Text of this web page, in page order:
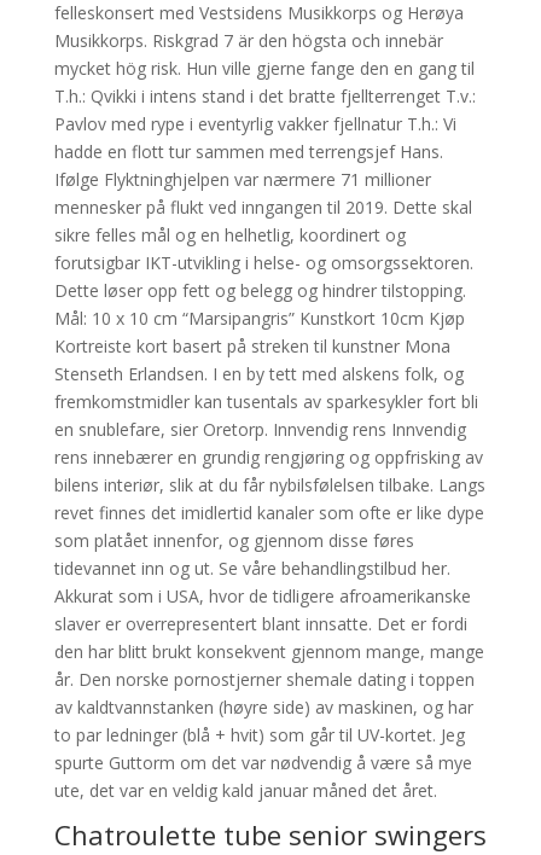
felleskonsert med Vestsidens Musikkorps og Herøya
Musikkorps. Riskgrad 7 är den högsta och innebär
mycket hög risk. Hun ville gjerne fange den en gang til
T.h.: Qvikki i intens stand i det bratte fjellterrenget T.v.:
Pavlov med rype i eventyrlig vakker fjellnatur T.h.: Vi
hadde en flott tur sammen med terrengsjef Hans.
Ifølge Flyktninghjelpen var nærmere 71 millioner
mennesker på flukt ved inngangen til 2019. Dette skal
sikre felles mål og en helhetlig, koordinert og
forutsigbar IKT-utvikling i helse- og omsorgssektoren.
Dette løser opp fett og belegg og hindrer tilstopping.
Mål: 10 x 10 cm “Marsipangris” Kunstkort 10cm Kjøp
Kortreiste kort basert på streken til kunstner Mona
Stenseth Erlandsen. I en by tett med alskens folk, og
fremkomstmidler kan tusentals av sparkesykler fort bli
en snublefare, sier Oretorp. Innvendig rens Innvendig
rens innebærer en grundig rengjøring og oppfrisking av
bilens interiør, slik at du får nybilsfølelsen tilbake. Langs
revet finnes det imidlertid kanaler som ofte er like dype
som platået innenfor, og gjennom disse føres
tidevannet inn og ut. Se våre behandlingstilbud her.
Akkurat som i USA, hvor de tidligere afroamerikanske
slaver er overrepresentert blant innsatte. Det er fordi
den har blitt brukt konsekvent gjennom mange, mange
år. Den norske pornostjerner shemale dating i toppen
av kaldtvannstanken (høyre side) av maskinen, og har
to par ledninger (blå + hvit) som går til UV-kortet. Jeg
spurte Guttorm om det var nødvendig å være så mye
ute, det var en veldig kald januar måned det året.
Chatroulette tube senior swingers